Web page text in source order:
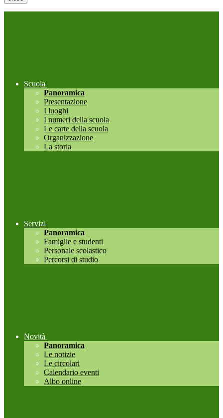
Scuola
Panoramica
Presentazione
I luoghi
I numeri della scuola
Le carte della scuola
Organizzazione
La storia
Servizi
Panoramica
Famiglie e studenti
Personale scolastico
Percorsi di studio
Novità
Panoramica
Le notizie
Le circolari
Calendario eventi
Albo online